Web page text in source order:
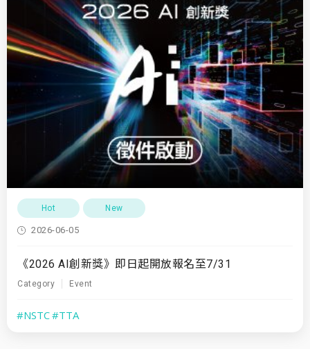
Hot New
2026-06-05
《2026 AI創新獎》即日起開放報名至7/31
Category Event
#NSTC#TTA